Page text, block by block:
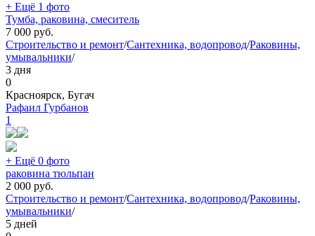
+ Ещё 1 фото
Тумба, раковина, смеситель
7 000 руб.
Строительство и ремонт/Сантехника, водопровод/Раковины,
умывальники/
3 дня
0
Красноярск, Бугач
Рафаил Гурбанов
1
+ Ещё 0 фото
раковина тюльпан
2 000 руб.
Строительство и ремонт/Сантехника, водопровод/Раковины,
умывальники/
5 дней